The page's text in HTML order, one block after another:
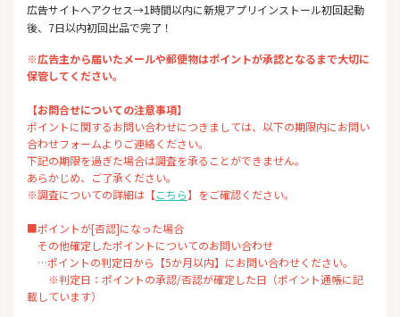
広告サイトへアクセス→1時間以内に新規アプリインストール初回起動
後、7日以内初回出品で完了！
※広告主から届いたメールや郵便物はポイントが承認となるまで大切に
保管してください。
【お問合せについての注意事項】
ポイントに関するお問い合わせにつきましては、以下の期限内にお問い
合わせフォームよりご連絡ください。
下記の期限を過ぎた場合は調査を承ることができません。
あらかじめ、ご了承ください。
※調査についての詳細は【こちら】をご確認ください。
■ポイントが[否認]になった場合
その他確定したポイントについてのお問い合わせ
…ポイントの判定日から【5か月以内】にお問い合わせください。
※判定日：ポイントの承認/否認が確定した日（ポイント通帳に記
載しています）